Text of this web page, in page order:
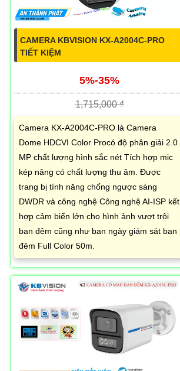
CAMERA KBVISION KX-A2004C-PRO
TIẾT KIỆM
5%-35%
1,715,000 ₫
Camera KX-A2004C-PRO là Camera
Dome HDCVI Color Procó độ phân giải 2.0
MP chất lượng hình sắc nét Tích hợp mic
kép nâng có chất lượng thu âm. Được
trang bị tính năng chống ngược sáng
DWDR và công nghệ Công nghệ AI-ISP kết
hợp cảm biến lớn cho hình ảnh vượt trội
ban đêm cũng như ban ngày giám sát ban
đêm Full Color 50m.